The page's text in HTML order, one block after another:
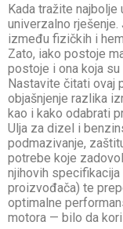
Kada tražite
univerzalno
između fizičkih i
Zato, iako postoje
postoje i ona koja su
Nastavite čitati ovaj
objašnjenje razlika
kao i kako odabrati
Ulja za dizel i
podmazivanje,
potrebe koje
njihovih
proizvođača) te
optimalne
motora — bilo da